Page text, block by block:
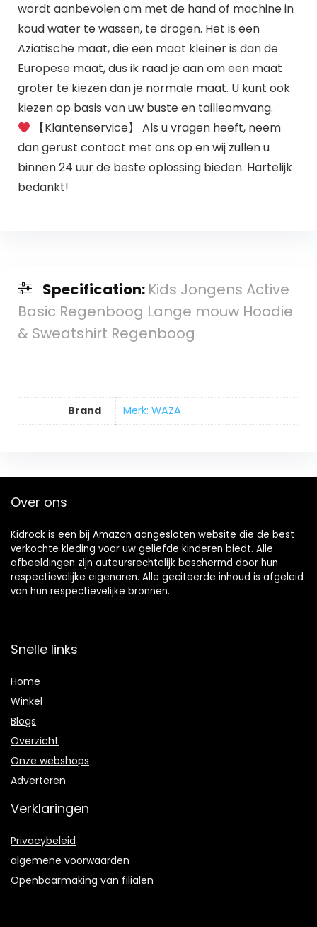
wordt aanbevolen om met de hand of machine in
koud water te wassen, te drogen. Het is een
Aziatische maat, die een maat kleiner is dan de
Europese maat, dus ik raad je aan om een ​​maat
groter te kiezen dan je normale maat. U kunt ook
kiezen op basis van uw buste en tailleomvang.
【Klantenservice】 Als u vragen heeft, neem
dan gerust contact met ons op en wij zullen u
binnen 24 uur de beste oplossing bieden. Hartelijk
bedankt!
Specification: Kids Jongens Active
Basic Regenboog Lange mouw Hoodie
& Sweatshirt Regenboog
Brand Merk: WAZA
Over ons
Kidrock is een bij Amazon aangesloten website die de best
verkochte kleding voor uw geliefde kinderen biedt. Alle
afbeeldingen zijn auteursrechtelijk beschermd door hun
respectievelijke eigenaren. Alle geciteerde inhoud is afgeleid
van hun respectievelijke bronnen.
Snelle links
Home
Winkel
Blogs
Overzicht
Onze webshops
Adverteren
Verklaringen
Privacybeleid
algemene voorwaarden
Openbaarmaking van filialen